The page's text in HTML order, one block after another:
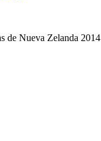
de Nueva Zelanda 2014